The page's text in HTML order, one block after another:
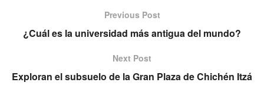
Previous Post
¿Cuál es la universidad más antigua del mundo?
Next Post
Exploran el subsuelo de la Gran Plaza de Chichén Itzá